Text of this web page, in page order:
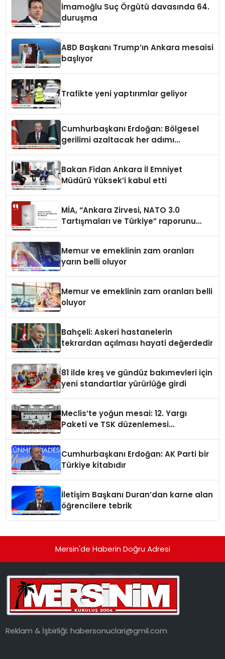
İmamoğlu Suç Örgütü davasında 64.
duruşma
ABD Başkanı Trump’ın Ankara mesaisi
başlıyor
Trafikte yeni yaptırımlar geliyor
Cumhurbaşkanı Erdoğan: Bölgesel
gerilimi azaltacak her adımı
Bakan Fidan Ankara İl Emniyet
Müdürü Yüksek’i kabul etti
MİA, “Ankara Zirvesi, NATO 3.0
Tartışmaları ve Türkiye” raporunu
Memur ve emeklinin zam oranları
yarın belli oluyor
Memur ve emeklinin zam oranları belli
oluyor
Bahçeli: Askeri hastanelerin
tekrardan açılması hayati değerdedir
81 ilde kreş ve gündüz bakımevleri için
yeni standartlar yürürlüğe girdi
Meclis’te yoğun mesai: 12. Yargı
Paketi ve TSK düzenlemesi
Cumhurbaşkanı Erdoğan: AK Parti bir
Türkiye kitabıdır
İletişim Başkanı Duran’dan karne alan
öğrencilere tebrik
Mersin'de Haberin Doğru Adresi
Reklam & İşbirliği:habersonuclari@gmil.com